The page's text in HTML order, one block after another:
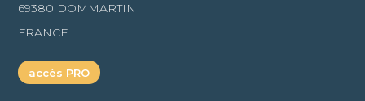
69380 DOMMARTIN
FRANCE
accès PRO